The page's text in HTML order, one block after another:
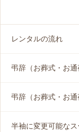
レンタルの流れ
弔辞（お葬式・お通
弔辞（お葬式・お通
半袖に変更可能なス